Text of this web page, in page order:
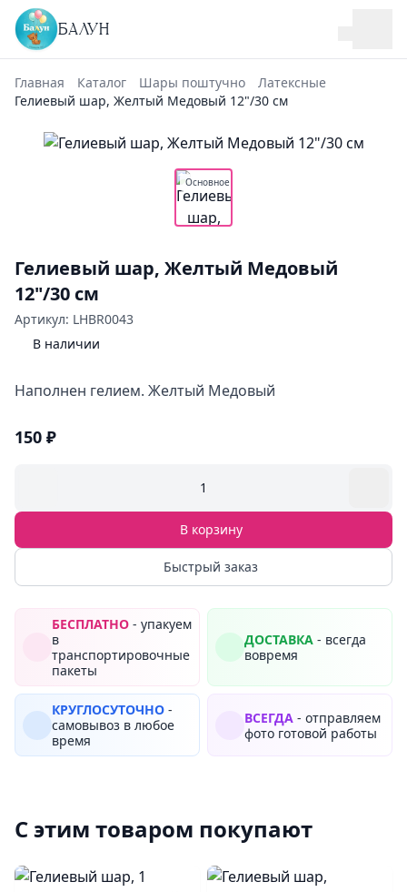
БАЛУН
Главная Каталог Шары поштучно
Латексные
Гелиевый шар, Желтый Медовый 12"/30 см
Основное
Гелиевый шар, Желтый Медовый
12"/30 см
Артикул: LHBR0043
В наличии
Наполнен гелием. Желтый Медовый
150 ₽
1
В корзину
Быстрый заказ
БЕСПЛАТНО - упакуем
в
транспортировочные
пакеты
ДОСТАВКА - всегда
вовремя
КРУГЛОСУТОЧНО -
самовывоз в любое
время
ВСЕГДА - отправляем
фото готовой работы
С этим товаром покупают